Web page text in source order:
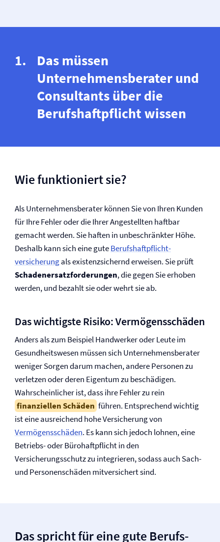
Das müssen
Unternehmensberater und
Consultants über die
Berufs­haftpflicht wissen
Wie funktioniert sie?
Als Unternehmensberater können Sie von Ihren Kunden
für Ihre Fehler oder die Ihrer Angestellten haftbar
gemacht werden. Sie haften in unbeschränkter Höhe.
Deshalb kann sich eine guteBerufs­haftpflicht­
versicherungals existenzsichernd erweisen. Sie prüft
Schadenersatz­forderungen, die gegen Sie erhoben
werden, und bezahlt sie oder wehrt sie ab.
Das wichtigste Risiko: Vermögensschäden
Anders als zum Beispiel Handwerker oder Leute im
Gesundheitswesen müssen sich Unternehmensberater
weniger Sorgen darum machen, andere Personen zu
verletzen oder deren Eigentum zu beschädigen.
Wahrscheinlicher ist, dass ihre Fehler zu rein
finanziellen Schäden führen. Entsprechend wichtig
ist eine ausreichend hohe Versicherung von
Vermögensschäden. Es kann sich jedoch lohnen, eine
Betriebs- oder Büro­haftpflicht in den
Versicherungsschutz zu integrieren, sodass auch Sach-
und Personenschäden mitversichert sind.
Das spricht für eine gute Berufs­